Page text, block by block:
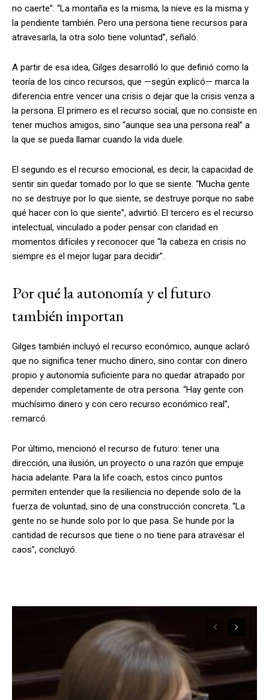
no caerte”. “La montaña es la misma, la nieve es la misma y
la pendiente también. Pero una persona tiene recursos para
atravesarla, la otra solo tiene voluntad”, señaló.
A partir de esa idea, Gilges desarrolló lo que definió como la
teoría de los cinco recursos, que —según explicó— marca la
diferencia entre vencer una crisis o dejar que la crisis venza a
la persona. El primero es el recurso social, que no consiste en
tener muchos amigos, sino “aunque sea una persona real” a
la que se pueda llamar cuando la vida duele.
El segundo es el recurso emocional, es decir, la capacidad de
sentir sin quedar tomado por lo que se siente. “Mucha gente
no se destruye por lo que siente, se destruye porque no sabe
qué hacer con lo que siente”, advirtió. El tercero es el recurso
intelectual, vinculado a poder pensar con claridad en
momentos difíciles y reconocer que “la cabeza en crisis no
siempre es el mejor lugar para decidir”.
Por qué la autonomía y el futuro
también importan
Gilges también incluyó el recurso económico, aunque aclaró
que no significa tener mucho dinero, sino contar con dinero
propio y autonomía suficiente para no quedar atrapado por
depender completamente de otra persona. “Hay gente con
muchísimo dinero y con cero recurso económico real”,
remarcó.
Por último, mencionó el recurso de futuro: tener una
dirección, una ilusión, un proyecto o una razón que empuje
hacia adelante. Para la life coach, estos cinco puntos
permiten entender que la resiliencia no depende solo de la
fuerza de voluntad, sino de una construcción concreta. “La
gente no se hunde solo por lo que pasa. Se hunde por la
cantidad de recursos que tiene o no tiene para atravesar el
caos”, concluyó.